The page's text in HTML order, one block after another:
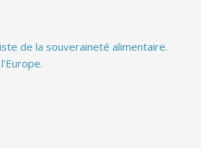
de la souveraineté alimentaire.